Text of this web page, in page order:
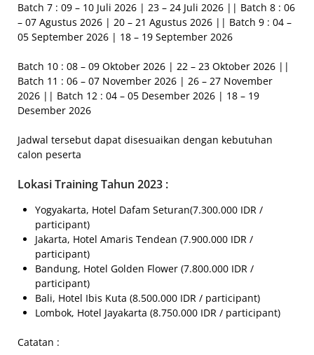
Batch 7 : 09 – 10 Juli 2026 | 23 – 24 Juli 2026 || Batch 8 : 06
– 07 Agustus 2026 | 20 – 21 Agustus 2026 || Batch 9 : 04 –
05 September 2026 | 18 – 19 September 2026
Batch 10 : 08 – 09 Oktober 2026 | 22 – 23 Oktober 2026 ||
Batch 11 : 06 – 07 November 2026 | 26 – 27 November
2026 || Batch 12 : 04 – 05 Desember 2026 | 18 – 19
Desember 2026
Jadwal tersebut dapat disesuaikan dengan kebutuhan
calon peserta
Lokasi Training Tahun 2023 :
Yogyakarta, Hotel Dafam Seturan(7.300.000 IDR /
participant)
Jakarta, Hotel Amaris Tendean (7.900.000 IDR /
participant)
Bandung, Hotel Golden Flower (7.800.000 IDR /
participant)
Bali, Hotel Ibis Kuta (8.500.000 IDR / participant)
Lombok, Hotel Jayakarta (8.750.000 IDR / participant)
Catatan :